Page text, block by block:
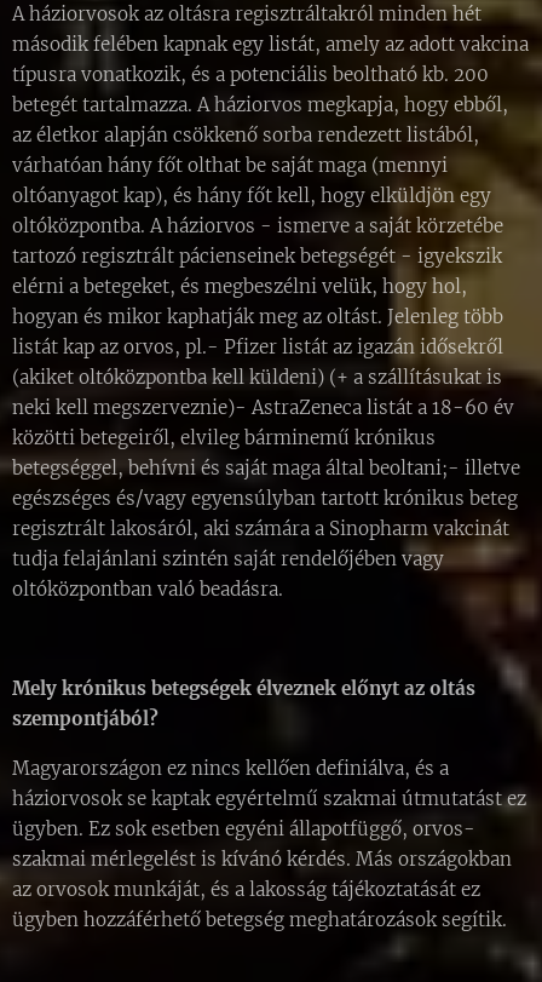
A háziorvosok az oltásra regisztráltakról minden hét
második felében kapnak egy listát, amely az adott vakcina
típusra vonatkozik, és a potenciális beoltható kb. 200
betegét tartalmazza. A háziorvos megkapja, hogy ebből,
az életkor alapján csökkenő sorba rendezett listából,
várhatóan hány főt olthat be saját maga (mennyi
oltóanyagot kap), és hány főt kell, hogy elküldjön egy
oltóközpontba. A háziorvos - ismerve a saját körzetébe
tartozó regisztrált pácienseinek betegségét - igyekszik
elérni a betegeket, és megbeszélni velük, hogy hol,
hogyan és mikor kaphatják meg az oltást. Jelenleg több
listát kap az orvos, pl.- Pfizer listát az igazán idősekről
(akiket oltóközpontba kell küldeni) (+ a szállításukat is
neki kell megszerveznie)- AstraZeneca listát a 18-60 év
közötti betegeiről, elvileg bárminemű krónikus
betegséggel, behívni és saját maga által beoltani;- illetve
egészséges és/vagy egyensúlyban tartott krónikus beteg
regisztrált lakosáról, aki számára a Sinopharm vakcinát
tudja felajánlani szintén saját rendelőjében vagy
oltóközpontban való beadásra.
Mely krónikus betegségek élveznek előnyt az oltás
szempontjából?
Magyarországon ez nincs kellően definiálva, és a
háziorvosok se kaptak egyértelmű szakmai útmutatást ez
ügyben. Ez sok esetben egyéni állapotfüggő, orvos-
szakmai mérlegelést is kívánó kérdés. Más országokban
az orvosok munkáját, és a lakosság tájékoztatását ez
ügyben hozzáférhető betegség meghatározások segítik.